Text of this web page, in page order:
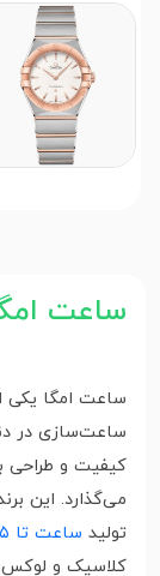
ساعت
ساعت امگا یکی
کیفیت و طراحی
می‌گذارد. این
تولید ساعت تا ۲۵ میلیون
کلاسیک و لوکس